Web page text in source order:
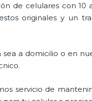
de celulares con 10
originales y un
a domicilio o en
servicio de